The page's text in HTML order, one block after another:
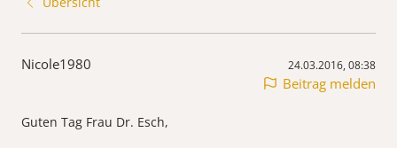
Nicole1980 24.03.2016, 08:38
Beitrag melden
Guten Tag Frau Dr. Esch,